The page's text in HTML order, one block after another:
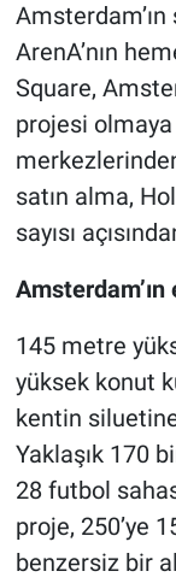
ArenA’nın
Square,
projesi olmaya
satın alma,
sayısı
145 metre
yüksek konut
kentin
Yaklaşık 170
28 futbol
proje, 250’ye
benzersiz bir